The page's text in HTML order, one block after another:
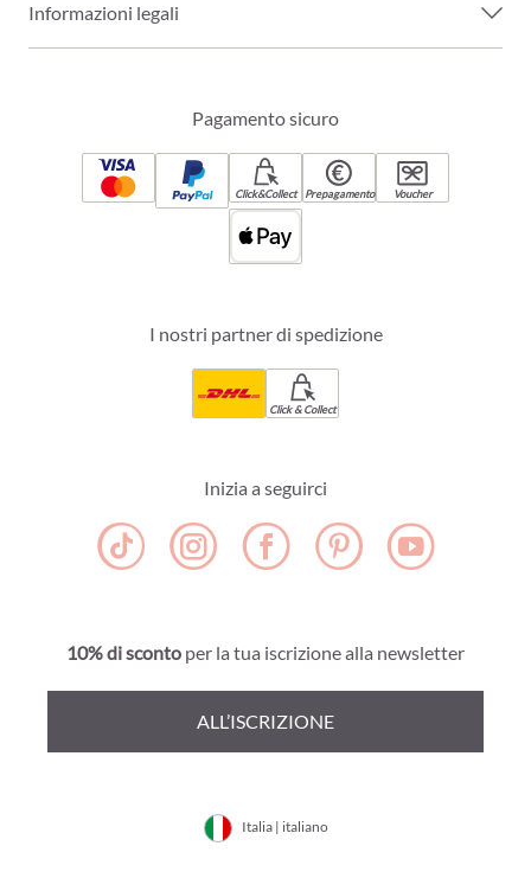
Informazioni legali
Pagamento sicuro
Click&Collect Prepagamento Voucher
I nostri partner di spedizione
Click & Collect
Inizia a seguirci
10% di sconto per la tua iscrizione alla newsletter
ALL’ISCRIZIONE
Italia | italiano